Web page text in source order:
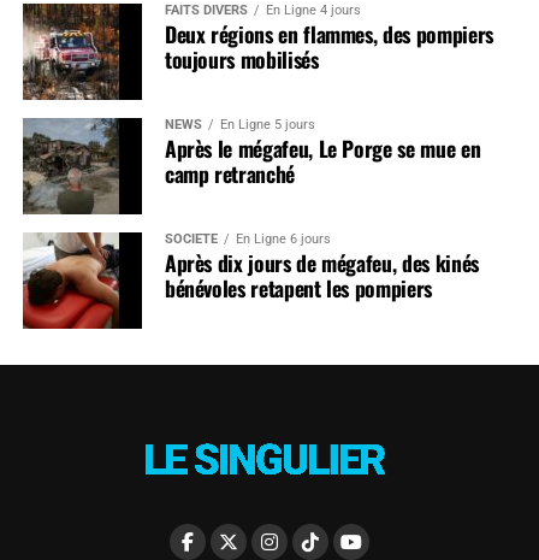
FAITS DIVERS En Ligne 4 jours
Deux régions en flammes, des pompiers
toujours mobilisés
NEWS En Ligne 5 jours
Après le mégafeu, Le Porge se mue en
camp retranché
SOCIÉTÉ En Ligne 6 jours
Après dix jours de mégafeu, des kinés
bénévoles retapent les pompiers